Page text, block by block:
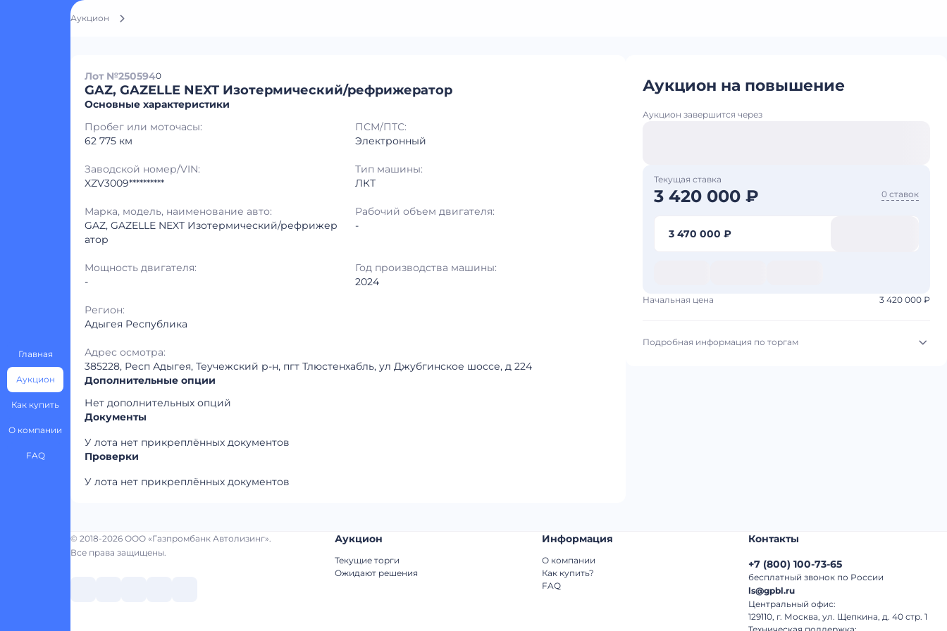
Главная
Аукцион
Как купить
О компании
FAQ
Аукцион
Лот №2505940
GAZ, GAZELLE NEXT Изотермический/рефрижератор
Основные характеристики
Пробег или моточасы:
62 775 км
ПСМ/ПТС:
Электронный
Заводской номер/VIN:
XZV3009**********
Тип машины:
ЛКТ
Марка, модель, наименование авто:
GAZ, GAZELLE NEXT Изотермический/рефрижер
атор
Рабочий объем двигателя:
-
Мощность двигателя:
-
Год производства машины:
2024
Регион:
Адыгея Республика
Адрес осмотра:
385228, Респ Адыгея, Теучежский р-н, пгт Тлюстенхабль, ул Джубгинское шоссе, д 224
Дополнительные опции
Нет дополнительных опций
Документы
У лота нет прикреплённых документов
Проверки
У лота нет прикреплённых документов
Аукцион на повышение
Аукцион завершится через
Текущая ставка
3 420 000 ₽ 0 ставок
3 470 000 ₽
Начальная цена 3 420 000 ₽
Подробная информация по торгам
© 2018-2026 ООО «Газпромбанк Автолизинг».
Все права защищены.
Аукцион
Текущие торги
Ожидают решения
Информация
О компании
Как купить?
FAQ
Контакты
+7 (800) 100-73-65
бесплатный звонок по России
ls@gpbl.ru
Центральный офис:
129110, г. Москва, ул. Щепкина, д. 40 стр. 1